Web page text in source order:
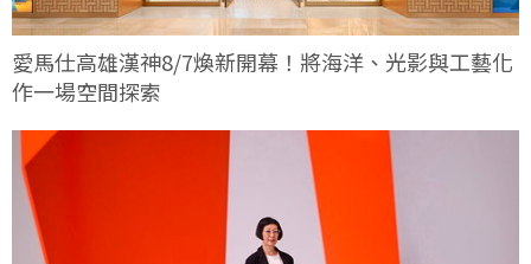
愛馬仕高雄漢神8/7煥新開幕！將海洋、光影與工藝化
作一場空間探索